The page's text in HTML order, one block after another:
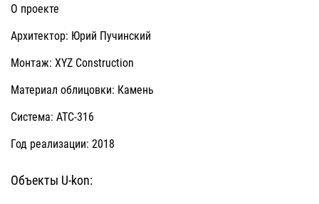
О проекте
Архитектор: Юрий Пучинский
Монтаж: XYZ Construction
Материал облицовки: Камень
Система: АТС-316
Год реализации: 2018
Объекты U-kon: